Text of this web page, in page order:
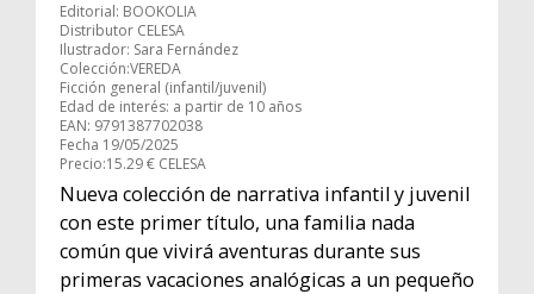
Editorial: BOOKOLIA
Distributor CELESA
Ilustrador: Sara Fernández
Colección:VEREDA
Ficción general (infantil/juvenil)
Edad de interés: a partir de 10 años
EAN: 9791387702038
Fecha 19/05/2025
Precio:15.29 € CELESA
Nueva colección de narrativa infantil y juvenil
con este primer título, una familia nada
común que vivirá aventuras durante sus
primeras vacaciones analógicas a un pequeño